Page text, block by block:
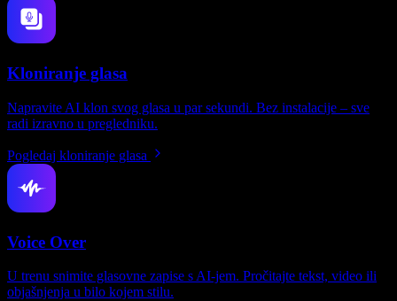
Kloniranje glasa
Napravite AI klon svog glasa u par sekundi. Bez instalacije – sve
radi izravno u pregledniku.
Pogledaj kloniranje glasa
Voice Over
U trenu snimite glasovne zapise s AI-jem. Pročitajte tekst, video ili
objašnjenja u bilo kojem stilu.